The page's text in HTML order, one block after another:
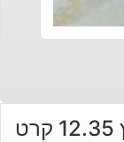
סיטרין משובח מלוטש לשיבוץ 12.35 קרט